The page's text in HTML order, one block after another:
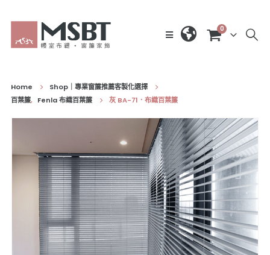
0
Home
Shop｜專業窗簾推薦客製化選擇
百葉簾, Fenla 布織百葉簾 灰 BA-71．布織百葉簾